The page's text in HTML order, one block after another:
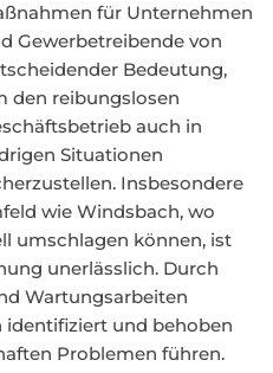
für Unternehmen
Gewerbetreibende von
Bedeutung,
den reibungslosen
auch in
Situationen
Insbesondere
wie Windsbach, wo
umschlagen können, ist
unerlässlich. Durch
Wartungsarbeiten
identifiziert und behoben
Problemen führen.